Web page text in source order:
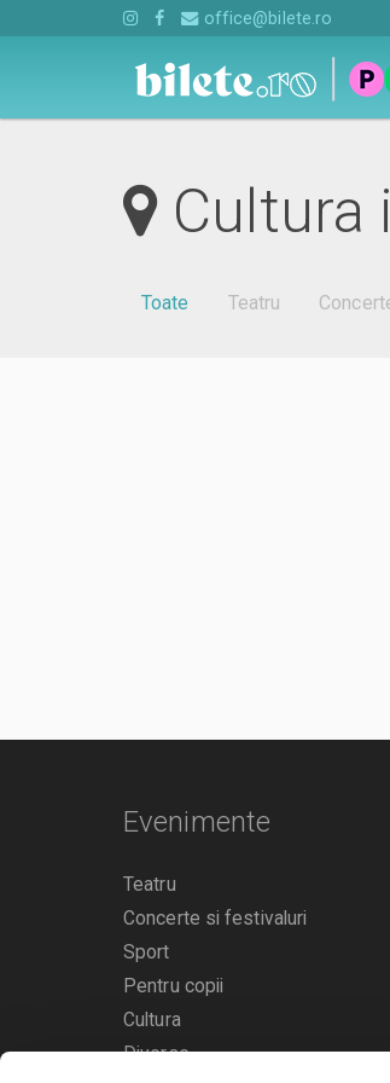
office@bilete.ro
Cultura
Toate Teatru
Evenimente
Teatru
Concerte si festivaluri
Sport
Pentru copii
Cultura
Diverse